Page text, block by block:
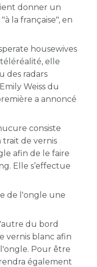
donner un
la française", en
housewives
elle
des radars
Weiss du
a annoncé
consiste
de vernis
afin de le faire
Elle s’effectue
de l'ongle une
du bord
vernis blanc afin
Pour être
également